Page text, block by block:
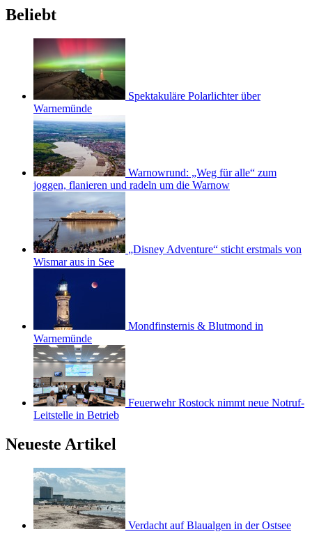
Beliebt
Spektakuläre Polarlichter über
Warnemünde
Warnowrund: „Weg für alle“ zum
joggen, flanieren und radeln um die Warnow
„Disney Adventure“ sticht erstmals von
Wismar aus in See
Mondfinsternis & Blutmond in
Warnemünde
Feuerwehr Rostock nimmt neue Notruf-
Leitstelle in Betrieb
Neueste Artikel
Verdacht auf Blaualgen in der Ostsee